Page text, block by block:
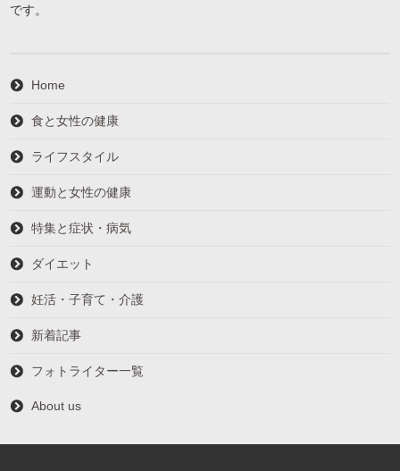
です。
Home
食と女性の健康
ライフスタイル
運動と女性の健康
特集と症状・病気
ダイエット
妊活・子育て・介護
新着記事
フォトライター一覧
About us